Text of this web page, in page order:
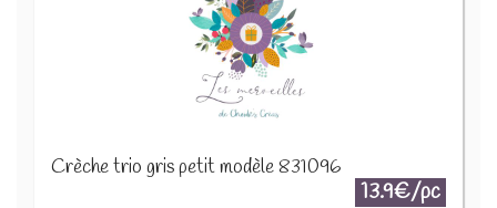
Crèche trio gris petit modèle 831096
13.9€/pc